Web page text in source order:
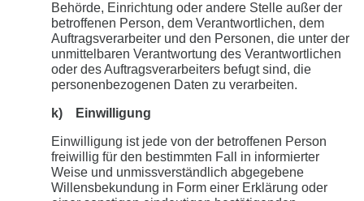
Behörde, Einrichtung oder andere Stelle außer der
betroffenen Person, dem Verantwortlichen, dem
Auftragsverarbeiter und den Personen, die unter der
unmittelbaren Verantwortung des Verantwortlichen
oder des Auftragsverarbeiters befugt sind, die
personenbezogenen Daten zu verarbeiten.
k) Einwilligung
Einwilligung ist jede von der betroffenen Person
freiwillig für den bestimmten Fall in informierter
Weise und unmissverständlich abgegebene
Willensbekundung in Form einer Erklärung oder